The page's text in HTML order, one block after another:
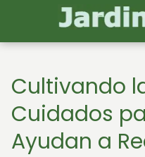
Cultivando
Cuidados
Ayudan a